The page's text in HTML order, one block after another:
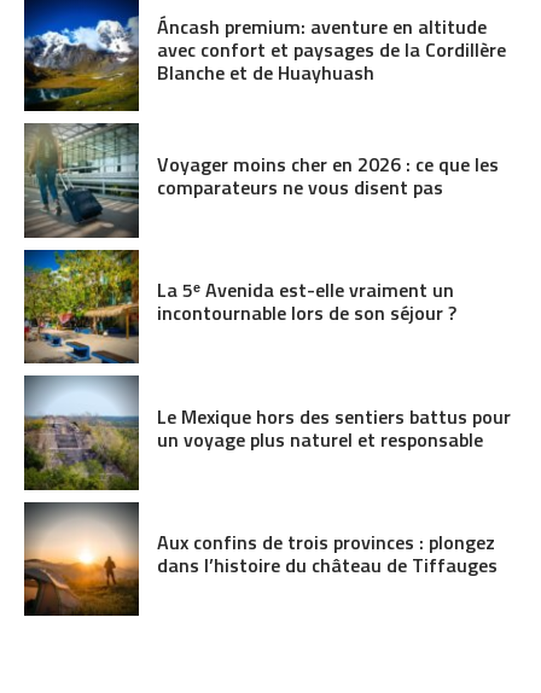
Áncash premium: aventure en altitude
avec confort et paysages de la Cordillère
Blanche et de Huayhuash
Voyager moins cher en 2026 : ce que les
comparateurs ne vous disent pas
La 5ᵉ Avenida est-elle vraiment un
incontournable lors de son séjour ?
Le Mexique hors des sentiers battus pour
un voyage plus naturel et responsable
Aux confins de trois provinces : plongez
dans l’histoire du château de Tiffauges